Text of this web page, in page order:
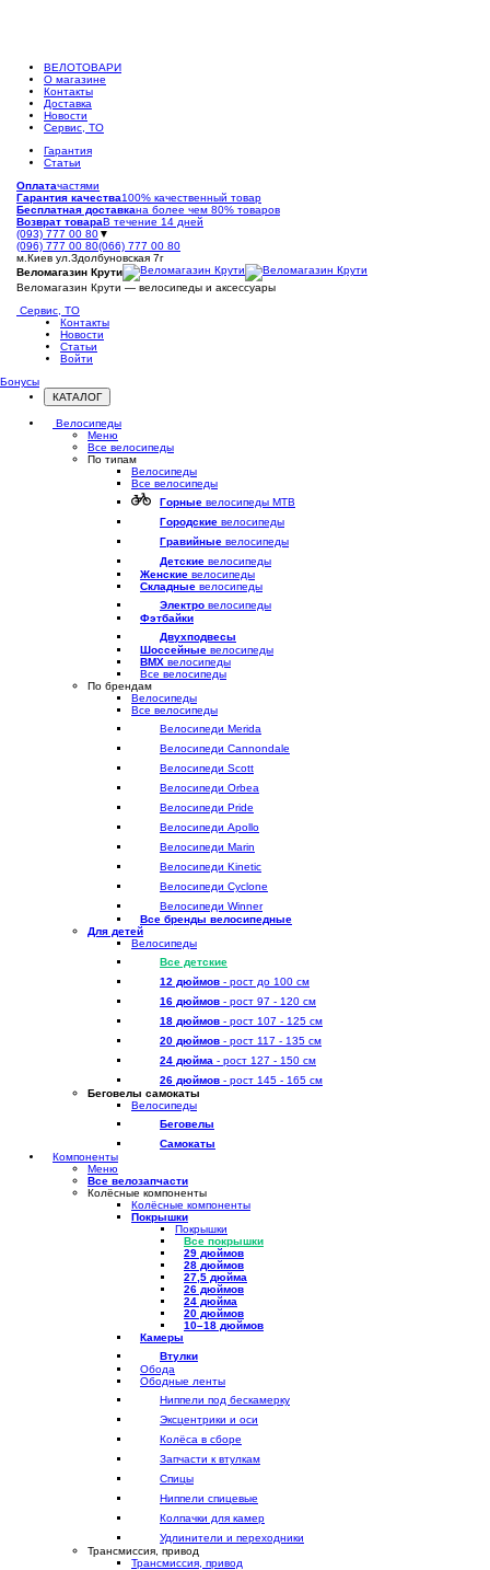
ВЕЛОТОВАРИ
О магазине
Контакты
Доставка
Новости
Сервис, ТО
Гарантия
Статьи
Оплатачастями
Гарантия качества100% качественный товар
Бесплатная доставкана более чем 80% товаров
Возврат товараВ течение 14 дней
(093) 777 00 80▼
(096) 777 00 80(066) 777 00 80
м.Киев ул.Здолбуновская 7г
Веломагазин Крути
Веломагазин Крути — велосипеды и аксессуары
Сервис, ТО
Контакты
Новости
Статьи
Войти
Бонусы
КАТАЛОГ
Открыть
меню
Велосипеды
Меню
Все велосипеды
По типам
Велосипеды
Все велосипеды
Горные велосипеды MTB
Городские велосипеды
Гравийные велосипеды
Детские велосипеды
Женские велосипеды
Складные велосипеды
Электро велосипеды
Фэтбайки
Двухподвесы
Шоссейные велосипеды
BMX велосипеды
Все велосипеды
По брендам
Велосипеды
Все велосипеды
Велосипеди Merida
Велосипеди Cannondale
Велосипеди Scott
Велосипеди Orbea
Велосипеди Pride
Велосипеди Apollo
Велосипеди Marin
Велосипеди Kinetic
Велосипеди Cyclone
Велосипеди Winner
Все бренды велосипедные
Для детей
Велосипеды
Все детские
12 дюймов - рост до 100 см
16 дюймов - рост 97 - 120 см
18 дюймов - рост 107 - 125 см
20 дюймов - рост 117 - 135 см
24 дюйма - рост 127 - 150 см
26 дюймов - рост 145 - 165 см
Беговелы самокаты
Велосипеды
Беговелы
Самокаты
Компоненты
Меню
Все велозапчасти
Колёсные компоненты
Колёсные компоненты
Покрышки
Покрышки
Все покрышки
29 дюймов
28 дюймов
27,5 дюйма
26 дюймов
24 дюйма
20 дюймов
10–18 дюймов
Камеры
Втулки
Обода
Ободные ленты
Ниппели под бескамерку
Эксцентрики и оси
Колёса в сборе
Запчасти к втулкам
Спицы
Ниппели спицевые
Колпачки для камер
Удлинители и переходники
Трансмиссия, привод
Трансмиссия, привод